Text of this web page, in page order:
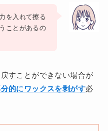
を入れて擦る
ことがあるの
すことができない場合が
的にワックスを剥がす必